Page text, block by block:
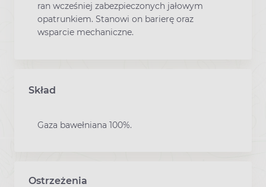
ran wcześniej zabezpieczonych jałowym
opatrunkiem. Stanowi on barierę oraz
wsparcie mechaniczne.
Skład
Gaza bawełniana 100%.
Ostrzeżenia